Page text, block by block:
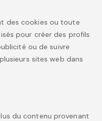
des cookies ou toute
pour créer des profils
ou de suivre
sites web dans
du contenu provenant